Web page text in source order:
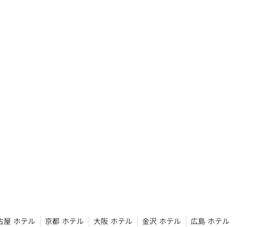
屋 ホテル 京都 ホテル 大阪 ホテル 金沢 ホテル
広島 ホテル